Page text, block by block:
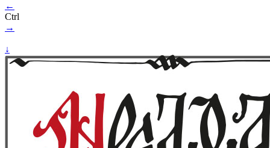
←
Ctrl
→
↓